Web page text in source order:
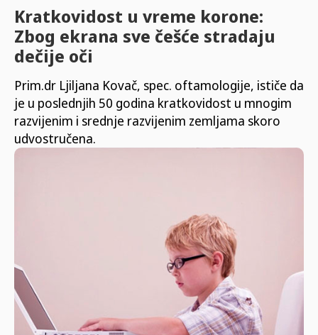
Kratkovidost u vreme korone:
Zbog ekrana sve češće stradaju
dečije oči
Prim.dr Ljiljana Kovač, spec. oftamologije, ističe da
je u poslednjih 50 godina kratkovidost u mnogim
razvijenim i srednje razvijenim zemljama skoro
udvostručena.